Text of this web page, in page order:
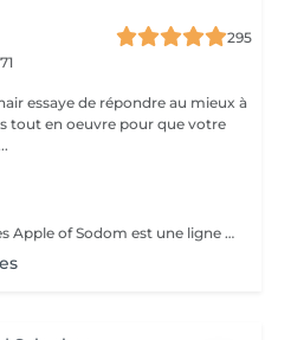
295
essaye de répondre au mieux à
L'effet Botox sans les aiguilles Apple of Sodom est une ligne de soins innovante, conçue avec une technologie révolutionnaire inspirée du fruit récolté sur l'arbre nommé Pommier de Sodome, Apple of Sodom en anglais, que l'on trouve originellement dans la région de la mer Morte. Conçu pour raffermir l'épiderme et rehausser l'ovale du visage, le complexe Apple of Sodom est une alternative au botox. Élaboré à partir de cellules-souches de pommier, il est associé aux extraits végétaux du Gatuline Expression AF qui cible les rides d'expression et lisse la surface de la peau.